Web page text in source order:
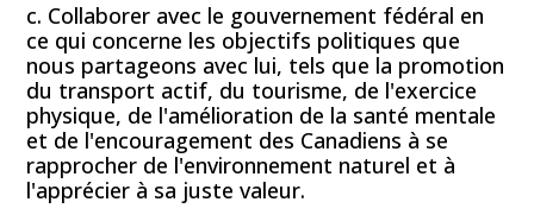
c. Collaborer avec le gouvernement fédéral en
ce qui concerne les objectifs politiques que
nous partageons avec lui, tels que la promotion
du transport actif, du tourisme, de l'exercice
physique, de l'amélioration de la santé mentale
et de l'encouragement des Canadiens à se
rapprocher de l'environnement naturel et à
l'apprécier à sa juste valeur.